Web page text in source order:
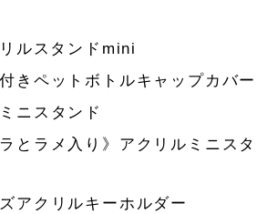
ルスタンドmini
きペットボトルキャップカバー
ニスタンド
ラとラメ入り》アクリルミニスタ
アクリルキーホルダー